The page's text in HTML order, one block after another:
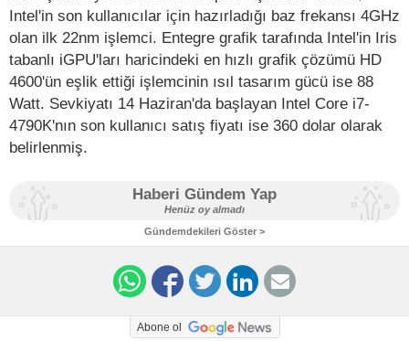
Intel'in son kullanıcılar için hazırladığı baz frekansı 4GHz
olan ilk 22nm işlemci. Entegre grafik tarafında Intel'in Iris
tabanlı iGPU'ları haricindeki en hızlı grafik çözümü HD
4600'ün eşlik ettiği işlemcinin ısıl tasarım gücü ise 88
Watt. Sevkiyatı 14 Haziran'da başlayan Intel Core i7-
4790K'nın son kullanıcı satış fiyatı ise 360 dolar olarak
belirlenmiş.
Haberi Gündem Yap
Henüz oy almadı
Gündemdekileri Göster >
Abone ol